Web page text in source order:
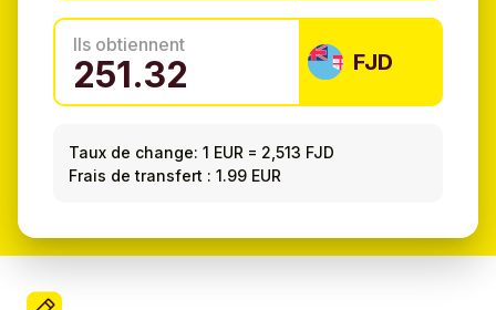
Ils obtiennent
FJD
Taux de change: 1 EUR = 2,513 FJD
Frais de transfert : 1.99 EUR